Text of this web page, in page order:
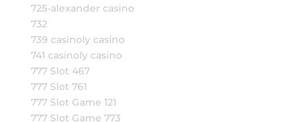
725-alexander casino
732
739 casinoly casino
741 casinoly casino
777 Slot 467
777 Slot 761
777 Slot Game 121
777 Slot Game 773